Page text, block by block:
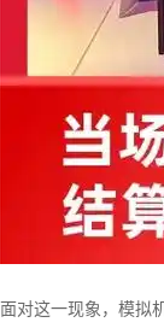
面对这一现象，模拟